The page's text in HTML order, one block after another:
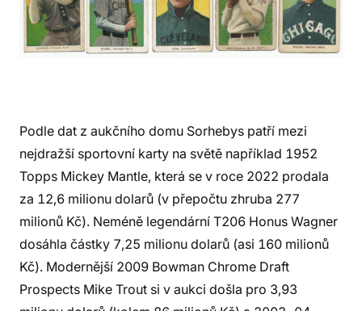
Podle dat z aukčního domu Sorhebys patří mezi
nejdražší sportovní karty na světě například 1952
Topps Mickey Mantle, která se v roce 2022 prodala
za 12,6 milionu dolarů (v přepočtu zhruba 277
milionů Kč). Neméně legendární T206 Honus Wagner
dosáhla částky 7,25 milionu dolarů (asi 160 milionů
Kč). Modernější 2009 Bowman Chrome Draft
Prospects Mike Trout si v aukci došla pro 3,93